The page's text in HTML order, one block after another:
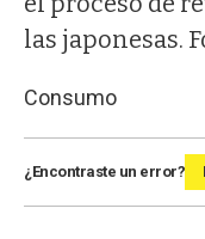
las japonesas.
Consumo
¿Encontraste un error?